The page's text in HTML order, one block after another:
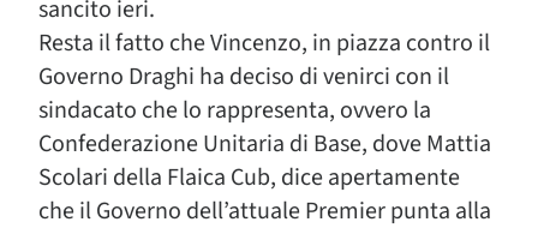
sancito ieri.
Resta il fatto che Vincenzo, in piazza contro il
Governo Draghi ha deciso di venirci con il
sindacato che lo rappresenta, ovvero la
Confederazione Unitaria di Base, dove Mattia
Scolari della Flaica Cub, dice apertamente
che il Governo dell’attuale Premier punta alla